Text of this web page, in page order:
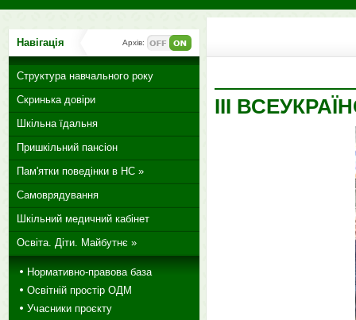
ІІІ
Навігація Архів:
Структура навчального року
Скринька довіри
Шкільна їдальня
Пришкільний пансіон
Пам'ятки поведінки в НС »
Самоврядування
Шкільний медичний кабінет
Освіта. Діти. Майбутнє »
Нормативно-правова база
Освітній простір ОДМ
Учасники проєкту